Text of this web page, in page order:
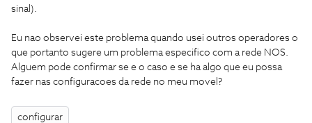
sinal).
Eu nao observei este problema quando usei outros operadores o
que portanto sugere um problema especifico com a rede NOS.
Alguem pode confirmar se e o caso e se ha algo que eu possa
fazer nas configuracoes da rede no meu movel?
configurar